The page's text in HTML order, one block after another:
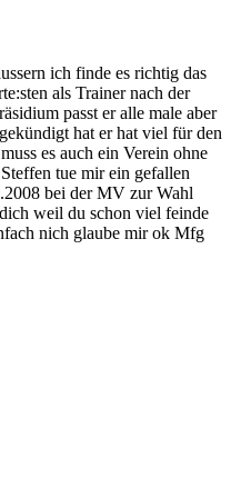
ich finde es richtig das
sten als Trainer nach der
passt er alle male aber
hat er hat viel für den
es auch ein Verein ohne
tue mir ein gefallen
bei der MV zur Wahl
weil du schon viel feinde
nich glaube mir ok Mfg